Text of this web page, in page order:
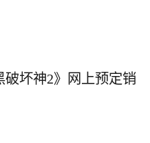
坏神2》网上预定销